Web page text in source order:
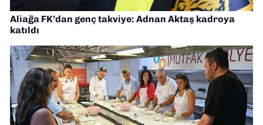
Aliağa FK’dan genç takviye: Adnan Aktaş kadroya
katıldı